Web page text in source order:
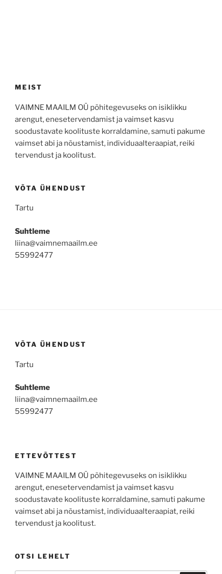
MEIST
VAIMNE MAAILM OÜ põhitegevuseks on isiklikku
arengut, enesetervendamist ja vaimset kasvu
soodustavate koolituste korraldamine, samuti pakume
vaimset abi ja nõustamist, individuaalteraapiat, reiki
tervendust ja koolitust.
VÕTA ÜHENDUST
Tartu
Suhtleme
liina@vaimnemaailm.ee
55992477
VÕTA ÜHENDUST
Tartu
Suhtleme
liina@vaimnemaailm.ee
55992477
ETTEVÕTTEST
VAIMNE MAAILM OÜ põhitegevuseks on isiklikku
arengut, enesetervendamist ja vaimset kasvu
soodustavate koolituste korraldamine, samuti pakume
vaimset abi ja nõustamist, individuaalteraapiat, reiki
tervendust ja koolitust.
OTSI LEHELT